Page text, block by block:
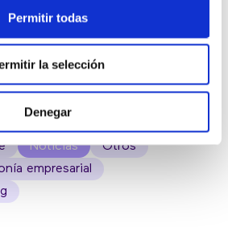
Permitir todas
la selección
Denegar
Noticias
Otros
empresarial